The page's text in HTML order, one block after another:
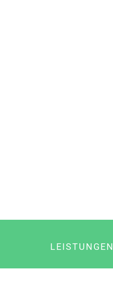
LEISTUNGEN